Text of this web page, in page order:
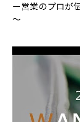
ー営業のプロが
～